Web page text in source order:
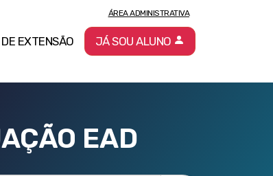
EXTENSÃO
ÁREA ADMINISTRATIVA
JÁ SOU ALUNO
EAD